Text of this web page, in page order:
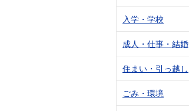
入学・学校
成人・仕事・結婚
住まい・引っ越し
ごみ・環境